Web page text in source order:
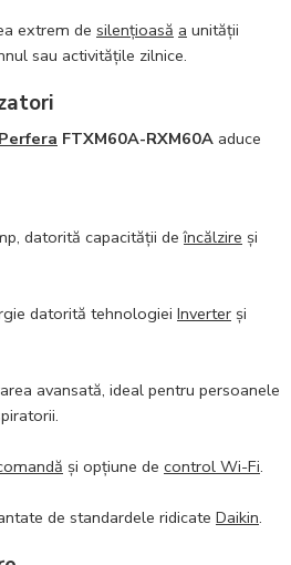
extrem de silențioasă a unității
sau activitățile zilnice.
Perfera FTXM60A-RXM60A aduce
datorită capacității deîncălzire și
datorită tehnologiei Inverter și
avansată, ideal pentru persoanele
și opțiune de control Wi-Fi.
de standardele ridicate Daikin.